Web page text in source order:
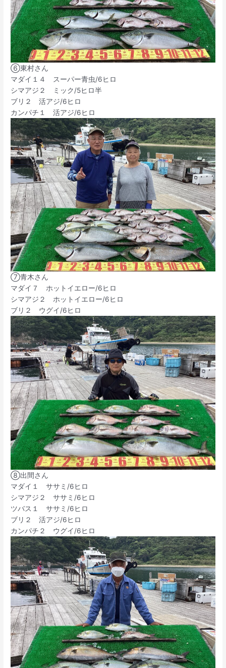
⑥東村さん
マダイ１４ スーパー青虫/6ヒロ
シマアジ２ ミック/5ヒロ半
ブリ２ 活アジ/6ヒロ
カンパチ１ 活アジ/6ヒロ
⑦青木さん
マダイ７ ホットイエロー/6ヒロ
シマアジ２ ホットイエロー/6ヒロ
ブリ２ ウグイ/6ヒロ
⑧出間さん
マダイ１ ササミ/6ヒロ
シマアジ２ ササミ/6ヒロ
ツバス１ ササミ/6ヒロ
ブリ２ 活アジ/6ヒロ
カンパチ２ ウグイ/6ヒロ